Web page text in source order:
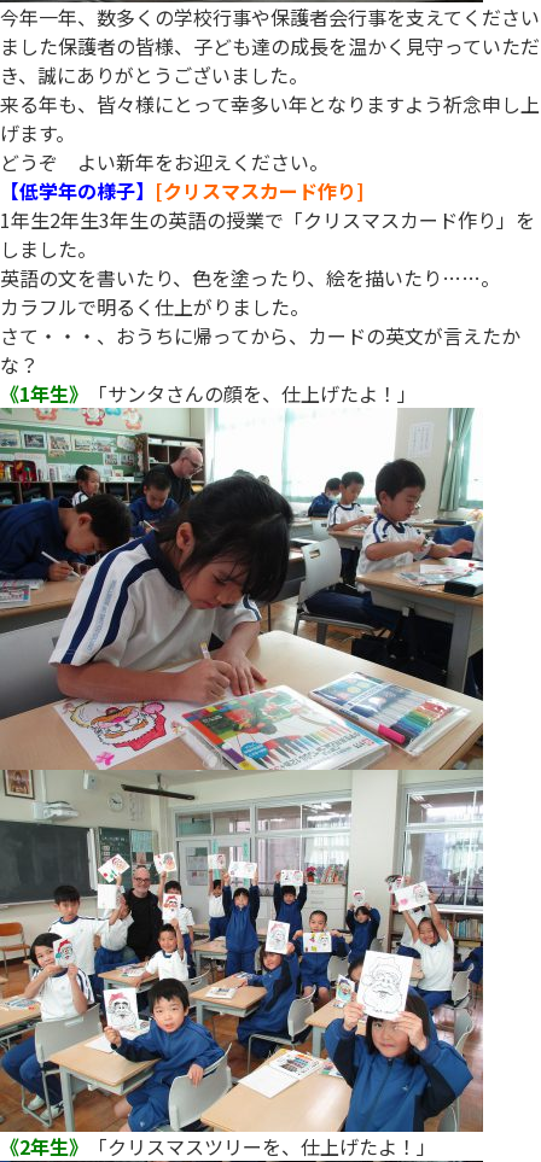
今年一年、数多くの学校行事や保護者会行事を支えてください
ました保護者の皆様、子ども達の成長を温かく見守っていただ
き、誠にありがとうございました。
来る年も、皆々様にとって幸多い年となりますよう祈念申し上
げます。
どうぞ よい新年をお迎えください。
【低学年の様子】 [クリスマスカード作り]
1年生2年生3年生の英語の授業で「クリスマスカード作り」を
しました。
英語の文を書いたり、色を塗ったり、絵を描いたり……。
カラフルで明るく仕上がりました。
さて・・・、おうちに帰ってから、カードの英文が言えたか
な？
《1年生》
「サンタさんの顔を、仕上げたよ！」
《2年生》 「クリスマスツリーを、仕上げたよ！」